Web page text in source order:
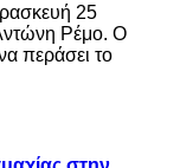
25
Ρέμο. Ο
περάσει το